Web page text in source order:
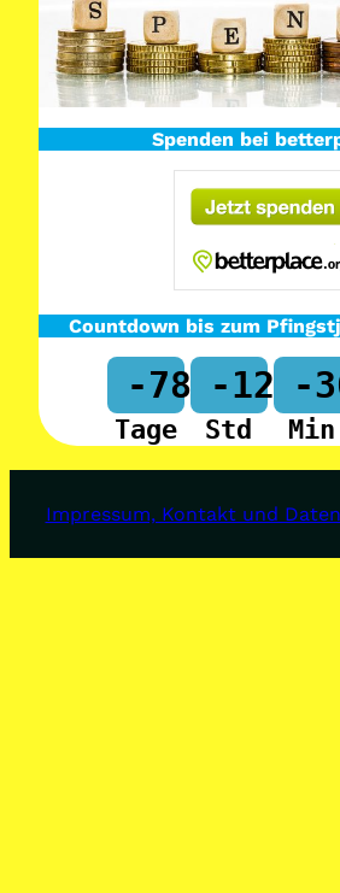
Spenden bei
Countdown bis zum
-78
Tage
-12
Std
-
Min
Impressum, Kontakt und